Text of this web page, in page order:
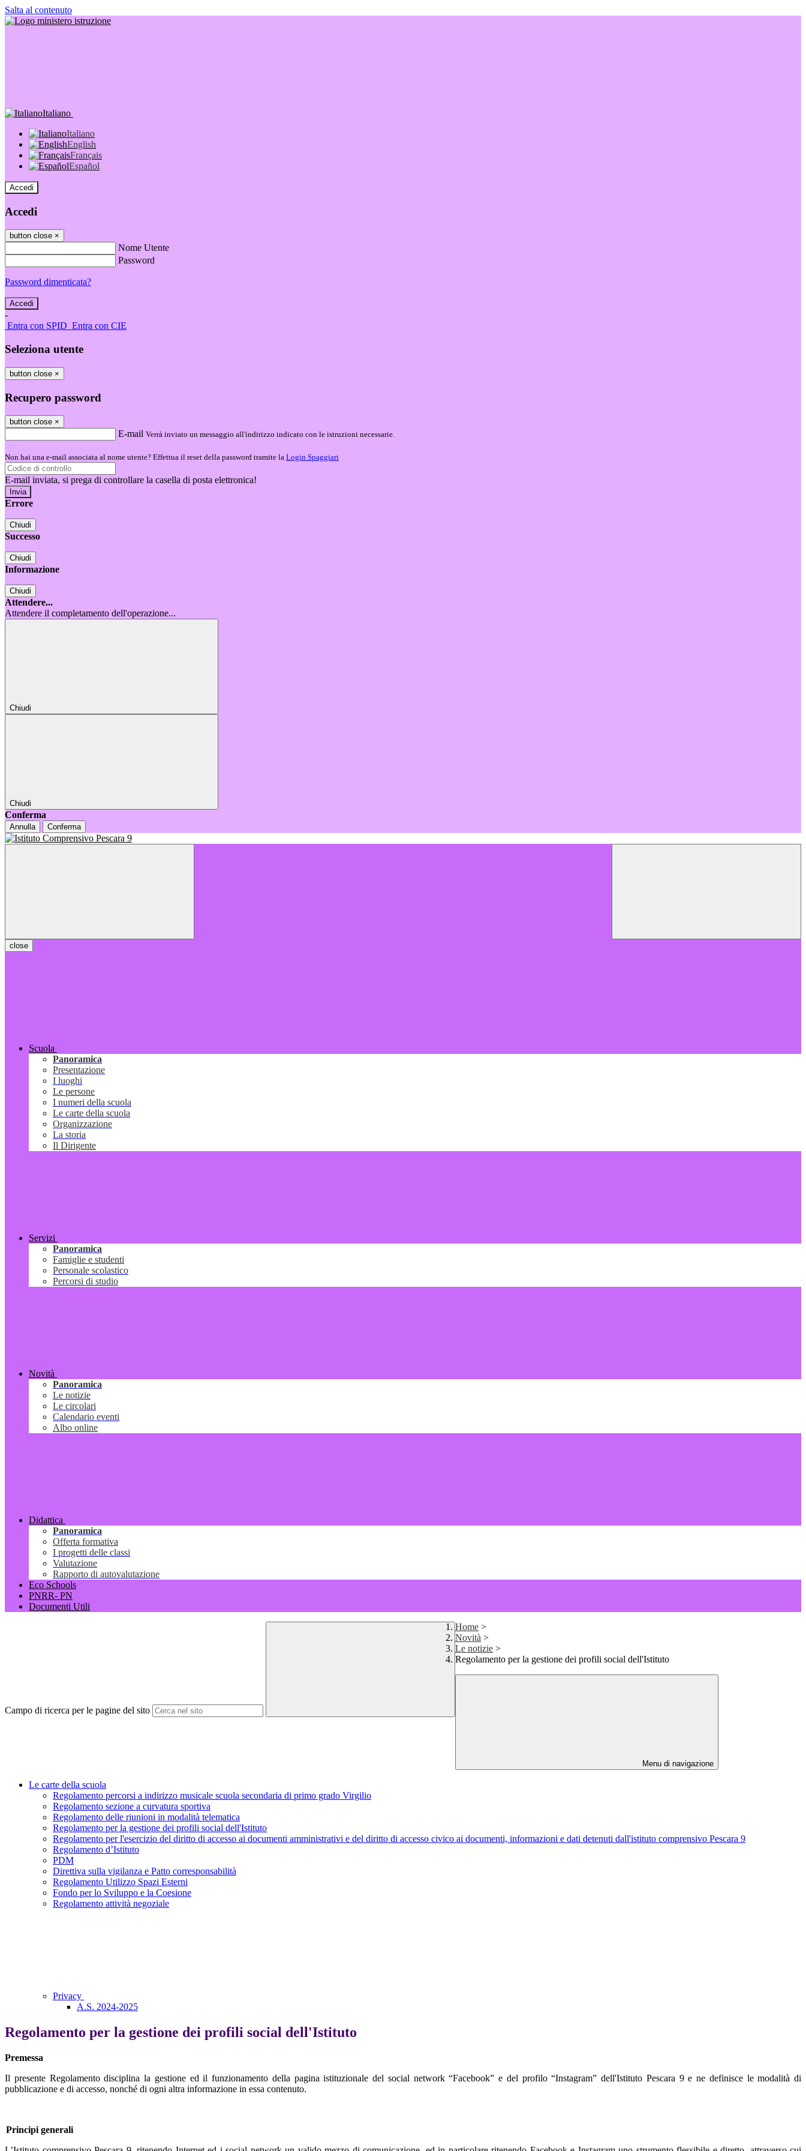
Salta al contenuto
Italiano
Italiano
English
Français
Español
Accedi
Accedi
button close ×
Nome Utente
Password
Password dimenticata?
-
Entra con SPID Entra con CIE
Seleziona utente
button close ×
Recupero password
button close ×
E-mail Verrà inviato un messaggio all'indirizzo indicato con le istruzioni necessarie.
Non hai una e-mail associata al nome utente? Effettua il reset della password tramite la Login Spaggiari
E-mail inviata, si prega di controllare la casella di posta elettronica!
Errore
Chiudi
Successo
Chiudi
Informazione
Chiudi
Attendere...
Attendere il completamento dell'operazione...
Chiudi
Chiudi
Conferma
Annulla Conferma
close
Scuola
Panoramica
Presentazione
I luoghi
Le persone
I numeri della scuola
Le carte della scuola
Organizzazione
La storia
Il Dirigente
Servizi
Panoramica
Famiglie e studenti
Personale scolastico
Percorsi di studio
Novità
Panoramica
Le notizie
Le circolari
Calendario eventi
Albo online
Didattica
Panoramica
Offerta formativa
I progetti delle classi
Valutazione
Rapporto di autovalutazione
Eco Schools
PNRR- PN
Documenti Utili
Campo di ricerca per le pagine del sito
Home >
Novità >
Le notizie >
Regolamento per la gestione dei profili social dell'Istituto
Menu di navigazione
Le carte della scuola
Regolamento percorsi a indirizzo musicale scuola secondaria di primo grado Virgilio
Regolamento sezione a curvatura sportiva
Regolamento delle riunioni in modalità telematica
Regolamento per la gestione dei profili social dell'Istituto
Regolamento per l'esercizio del diritto di accesso ai documenti amministrativi e del diritto di accesso civico ai documenti, informazioni e dati detenuti dall'istituto comprensivo Pescara 9
Regolamento d’Istituto
PDM
Direttiva sulla vigilanza e Patto corresponsabilità
Regolamento Utilizzo Spazi Esterni
Fondo per lo Sviluppo e la Coesione
Regolamento attività negoziale
Privacy
A.S. 2024-2025
Regolamento per la gestione dei profili social dell'Istituto
Premessa
Il presente Regolamento disciplina la gestione ed il funzionamento della pagina istituzionale del social network “Facebook” e del profilo “Instagram” dell'Istituto Pescara 9 e ne definisce le modalità di
pubblicazione e di accesso, nonché di ogni altra informazione in essa contenuto.
Principi generali